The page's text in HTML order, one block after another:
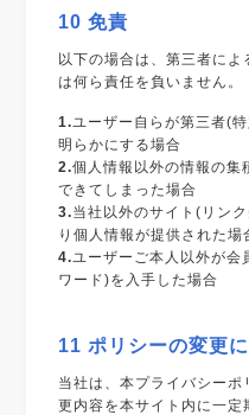
10 免責
以下の場合は、第三者に
は何ら責任を負いません。
1.ユーザー自らが第三者(
明らかにする場合
2.個人情報以外の情報の集
できてしまった場合
3.当社以外のサイト(リン
り個人情報が提供された場
4.ユーザーご本人以外が会
ワード)を入手した場合
11 ポリシーの変更
当社は、本プライバシー
更内容を本サイト内に一